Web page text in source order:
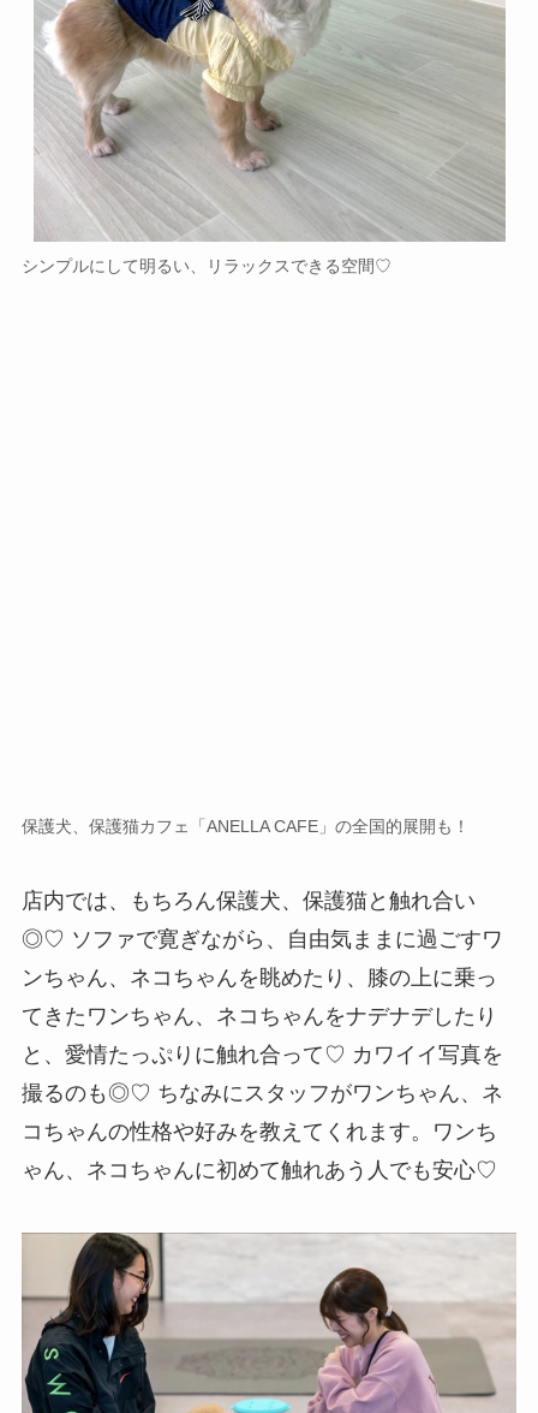
シンプルにして明るい、リラックスできる空間♡
保護犬、保護猫カフェ「ANELLA CAFE」の全国的展開も！
店内では、もちろん保護犬、保護猫と触れ合い
◎♡ ソファで寛ぎながら、自由気ままに過ごすワ
ンちゃん、ネコちゃんを眺めたり、膝の上に乗っ
てきたワンちゃん、ネコちゃんをナデナデしたり
撮るのも◎♡ ちなみにスタッフがワンちゃん、ネ
コちゃんの性格や好みを教えてくれます。ワンち
ゃん、ネコちゃんに初めて触れあう人でも安心♡